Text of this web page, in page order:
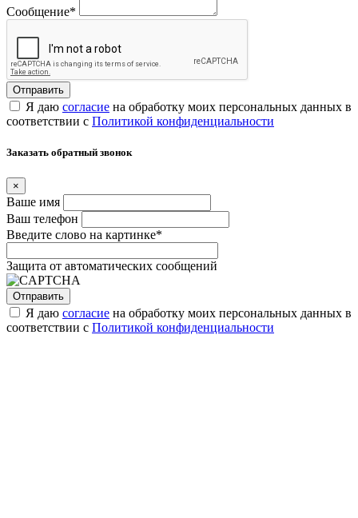
Сообщение*
Я даю согласие на обработку моих персональных данных в
соответствии с Политикой конфиденциальности
Заказать обратный звонок
×
Ваше имя
Ваш телефон
Введите слово на картинке*
Защита от автоматических сообщений
Я даю согласие на обработку моих персональных данных в
соответствии с Политикой конфиденциальности